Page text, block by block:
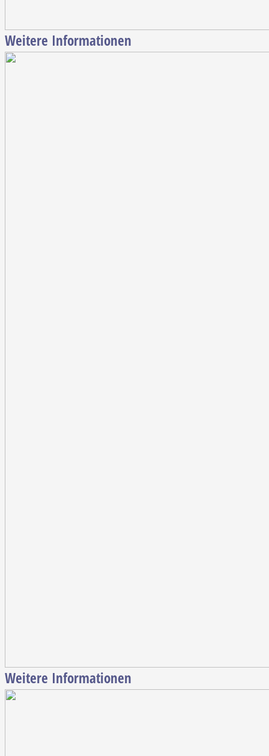
Weitere Informationen
Weitere Informationen